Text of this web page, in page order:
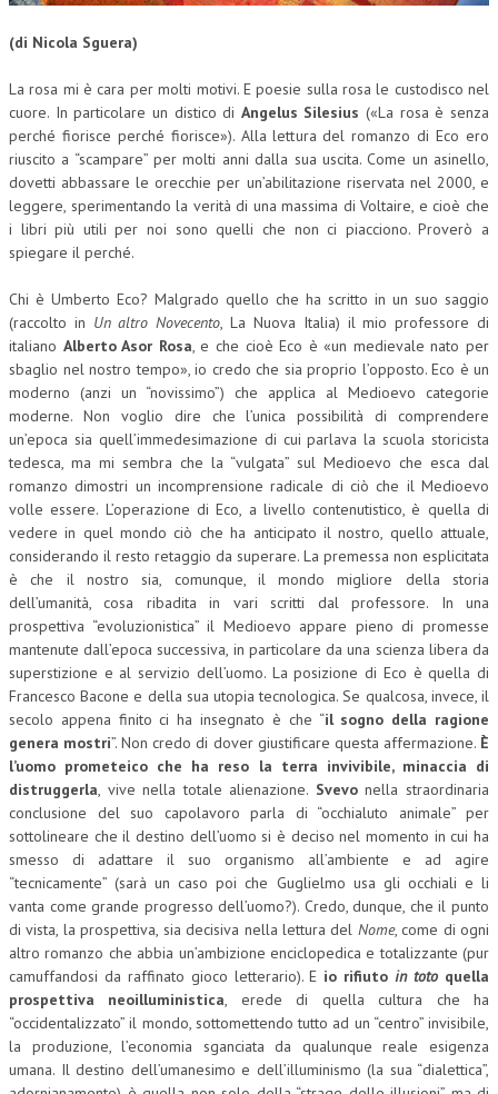
DIVENTA SOCIO
BROCHURE CE.S.E.D.
LA RIVISTA
LA RIVISTA
COMITATO SCIENTIFICO
COMITATO EDITORIALE
REDAZIONE
PEER REVIEW
CODICE ETICO
COLLABORA CON NOI
ECONOMIA
CORPORATE SOCIAL RESPONSIBILITY
ECONOMIA DELL’ARTE
INTERNAZIONALIZZAZIONE
HUMAN RESOURCES
RISORSE UMANE
TREASURY IN FINANCIAL SERVICES
RISK MANAGEMENT
SVILUPPO SOSTENIBILE
PERSONA E CITTÀ
L’UMANISTA
DIRITTO
(di Nicola Sguera)
La rosa mi è cara per molti motivi. E poesie sulla rosa le custodisco nel
cuore. In particolare un distico di Angelus Silesius («La rosa è senza
perché fiorisce perché fiorisce»). Alla lettura del romanzo di Eco ero
riuscito a “scampare” per molti anni dalla sua uscita. Come un asinello,
dovetti abbassare le orecchie per un’abilitazione riservata nel 2000, e
leggere, sperimentando la verità di una massima di Voltaire, e cioè che
i libri più utili per noi sono quelli che non ci piacciono. Proverò a
spiegare il perché.
Chi è Umberto Eco? Malgrado quello che ha scritto in un suo saggio
(raccolto in Un altro Novecento, La Nuova Italia) il mio professore di
italiano Alberto Asor Rosa, e che cioè Eco è «un medievale nato per
sbaglio nel nostro tempo», io credo che sia proprio l’opposto. Eco è un
moderno (anzi un “novissimo”) che applica al Medioevo categorie
moderne. Non voglio dire che l’unica possibilità di comprendere
un’epoca sia quell’immedesimazione di cui parlava la scuola storicista
tedesca, ma mi sembra che la “vulgata” sul Medioevo che esca dal
romanzo dimostri un incomprensione radicale di ciò che il Medioevo
volle essere. L’operazione di Eco, a livello contenutistico, è quella di
vedere in quel mondo ciò che ha anticipato il nostro, quello attuale,
considerando il resto retaggio da superare. La premessa non esplicitata
è che il nostro sia, comunque, il mondo migliore della storia
dell’umanità, cosa ribadita in vari scritti dal professore. In una
prospettiva “evoluzionistica” il Medioevo appare pieno di promesse
mantenute dall’epoca successiva, in particolare da una scienza libera da
superstizione e al servizio dell’uomo. La posizione di Eco è quella di
Francesco Bacone e della sua utopia tecnologica. Se qualcosa, invece, il
secolo appena finito ci ha insegnato è che “il sogno della ragione
genera mostri”. Non credo di dover giustificare questa affermazione. È
l’uomo prometeico che ha reso la terra invivibile, minaccia di
distruggerla, vive nella totale alienazione. Svevonella straordinaria
conclusione del suo capolavoro parla di “occhialuto animale” per
sottolineare che il destino dell’uomo si è deciso nel momento in cui ha
smesso di adattare il suo organismo all’ambiente e ad agire
“tecnicamente” (sarà un caso poi che Guglielmo usa gli occhiali e li
vanta come grande progresso dell’uomo?). Credo, dunque, che il punto
di vista, la prospettiva, sia decisiva nella lettura del Nome, come di ogni
altro romanzo che abbia un’ambizione enciclopedica e totalizzante (pur
camuffandosi da raffinato gioco letterario). E io rifiutoin toto quella
prospettiva neoilluministica, erede di quella cultura che ha
“occidentalizzato” il mondo, sottomettendo tutto ad un “centro” invisibile,
la produzione, l’economia sganciata da qualunque reale esigenza
umana. Il destino dell’umanesimo e dell’illuminismo (la sua “dialettica”,